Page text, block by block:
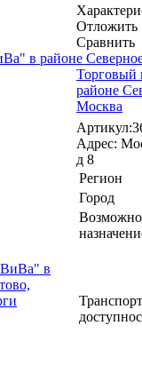
Отложить
Сравнить
в районе
Торговый
районе
Москва
Адрес:
д 8
Регион
Город